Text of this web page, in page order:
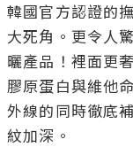
韓國官方認證的
大死角。更令人
曬產品！裡面更
膠原蛋白與維他
外線的同時徹底
紋加深。